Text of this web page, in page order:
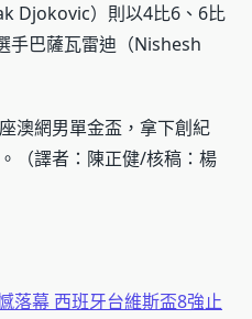
Djokovic）則以4比6、6比
手巴薩瓦雷迪（Nishesh
澳網男單金盃，拿下創紀
（譯者：陳正健/核稿：楊
落幕 西班牙台維斯盃8強止